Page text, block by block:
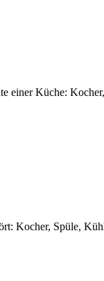
einer Küche:
Kocher, Spüle,